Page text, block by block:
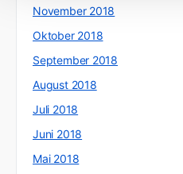
November 2018
Oktober 2018
September 2018
August 2018
Juli 2018
Juni 2018
Mai 2018